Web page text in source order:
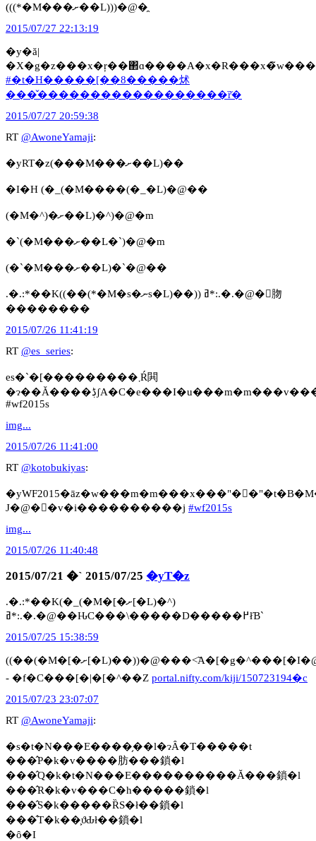
(((*�M���ށ��L)))�@�̯
2015/07/27 22:13:19
�y�ă|
#�t�H�����[��8�����炢
���̌������������������ȑ̌�
2015/07/27 20:59:38
RT @AwoneYamaji:
�yRT�z(���M���ށ��L)��
�I�H (�_(�M����(�_�L)�@��
(�M�^)�ށ��L)�^)�@�m
�`(�M���ށ��L�`)�@�m
(�`�M���ށ��L)�`�@��
.�.:*��K((��(*�M�s�ނs�L)��)) ߥ*:.�.�@�򔄂肳
��������
2015/07/26 11:41:19
RT @es_series:
es�`�[���������܂Ŕ閧
�ɂ��Ă����ڋʃA�C�e���I�u���m�m���v����u�򔄂�v���t�B�M���A���ł�??
#wf2015s
img...
2015/07/26 11:41:00
RT @kotobukiyas:
J�@�򔄂�v�i����������j #wf2015s
img...
2015/07/26 11:40:48
2015/07/21 �` 2015/07/25 �yT�z
.�.:*��K(�_(�M�[�ށ[�L)�^)
ߥ*:.�.�@��ԊC���\�����D�����߂łƁ`
2015/07/25 15:38:59
((��(�M�[�ށ[�L)��))�@���˂̃A�[�g�^���[�I�@��@�X�Ō�������`���X�g���[�ł���
- �f�C���[�|�[�^��Z portal.nifty.com/kiji/150723194�c
2015/07/23 23:07:07
RT @AwoneYamaji:
�s�t�N���E����̗��l�ɂȂ�T�����t
���̂P�k�v����肪���鎖�l
���̂Q�k�t�N���E����������Ă���鎖�l
���̂R�k�v���C�h�����鎖�l
���̂S�k�����ȐS�ł��鎖�l
���̂T�k��͕ϑԂł��鎖�l
�ȏ�I